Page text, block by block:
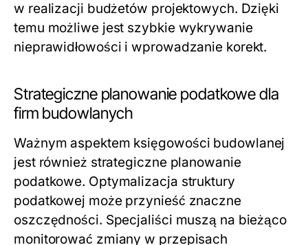
w realizacji budżetów projektowych. Dzięki
temu możliwe jest szybkie wykrywanie
nieprawidłowości i wprowadzanie korekt.
Strategiczne planowanie podatkowe dla
firm budowlanych
Ważnym aspektem księgowości budowlanej
jest również strategiczne planowanie
podatkowe. Optymalizacja struktury
podatkowej może przynieść znaczne
oszczędności. Specjaliści muszą na bieżąco
monitorować zmiany w przepisach